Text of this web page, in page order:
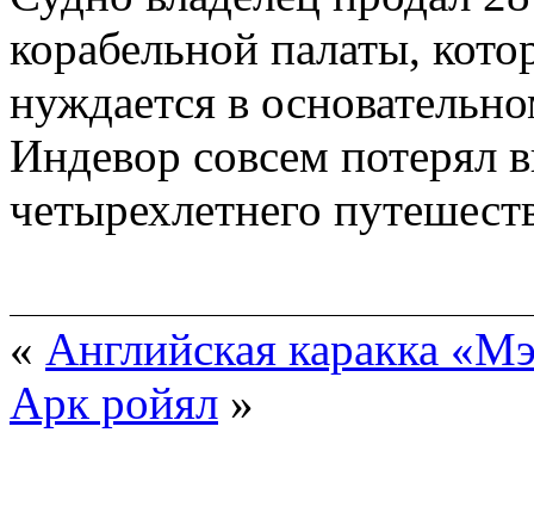
корабельной палаты,
нуждается в
Индевор совсем потерял
четырехлетнего
« Английская каракка
Арк ройял »